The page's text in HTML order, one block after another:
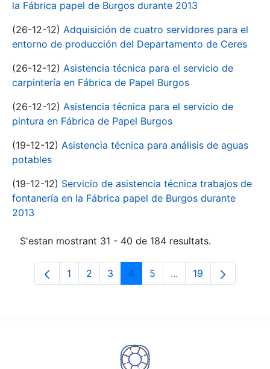
la Fábrica papel de Burgos durante 2013
(26-12-12) Adquisición de cuatro servidores para el
entorno de producción del Departamento de Ceres
(26-12-12) Asistencia técnica para el servicio de
carpintería en Fábrica de Papel Burgos
(26-12-12) Asistencia técnica para el servicio de
pintura en Fábrica de Papel Burgos
(19-12-12) Asistencia técnica para análisis de aguas
potables
(19-12-12) Servicio de asistencia técnica trabajos de
fontanería en la Fábrica papel de Burgos durante
2013
S'estan mostrant 31 - 40 de 184 resultats.
Pàgina
1 Pàgina
2 Pàgina
3 Pàgina
4 Pàgina
5 ...Pàgines intermèdies
Pàgina
19